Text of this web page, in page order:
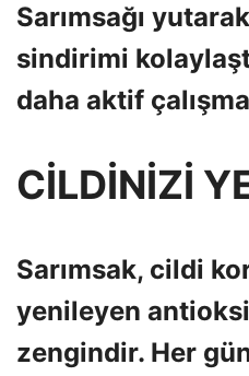
Sarımsağı
sindirimi
daha aktif
CİLDİNİZİ
Sarımsak, cildi
yenileyen
zengindir. Her